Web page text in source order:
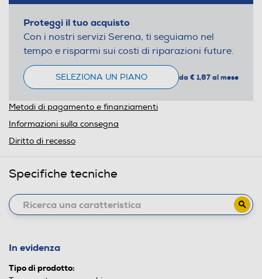
Proteggi il tuo acquisto
Con i nostri servizi Serena, ti seguiamo nel
tempo e risparmi sui costi di riparazioni future.
SELEZIONA UN PIANO da € 1,87 al mese
Metodi di pagamento e finanziamenti
Informazioni sulla consegna
Diritto di recesso
Specifiche tecniche
In evidenza
Tipo di prodotto: